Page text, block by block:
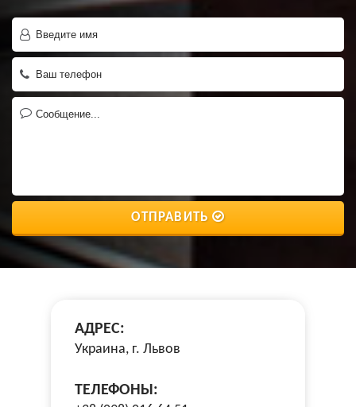
ОТПРАВИТЬ
АДРЕС:
Украина, г. Львов
ТЕЛЕФОНЫ: